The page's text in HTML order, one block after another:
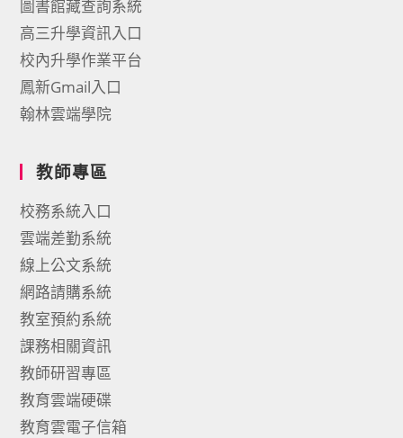
圖書館藏查詢系統
高三升學資訊入口
校內升學作業平台
鳳新Gmail入口
翰林雲端學院
教師專區
校務系統入口
雲端差勤系統
線上公文系統
網路請購系統
教室預約系統
課務相關資訊
教師研習專區
教育雲端硬碟
教育雲電子信箱